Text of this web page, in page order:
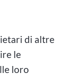
di altre
le
loro